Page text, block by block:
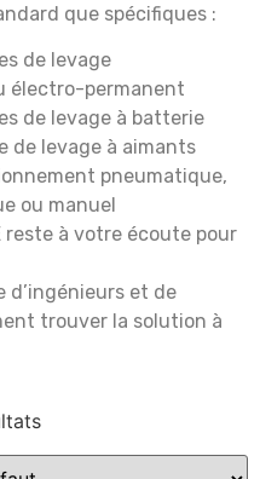
que spécifiques :
de levage
électro-permanent
de levage à batterie
de levage à aimants
pneumatique,
ou manuel
reste à votre écoute pour
d’ingénieurs et de
trouver la solution à